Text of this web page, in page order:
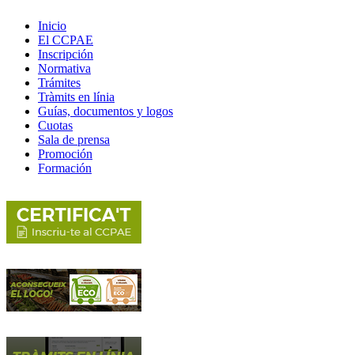
Inicio
El CCPAE
Inscripción
Normativa
Trámites
Tràmits en línia
Guías, documentos y logos
Cuotas
Sala de prensa
Promoción
Formación